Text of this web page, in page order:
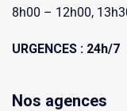
8h00 – 12h00,
URGENCES : 24h/7
Nos agences